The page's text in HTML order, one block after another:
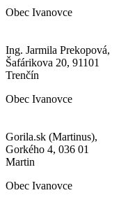
Obec Ivanovce
Ing. Jarmila Prekopová,
Šafárikova 20, 91101
Trenčín
Obec Ivanovce
Gorila.sk (Martinus),
Gorkého 4, 036 01
Martin
Obec Ivanovce